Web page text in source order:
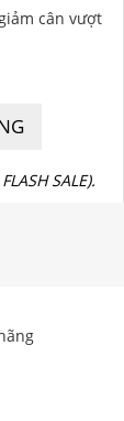
cân vượt
SALE).